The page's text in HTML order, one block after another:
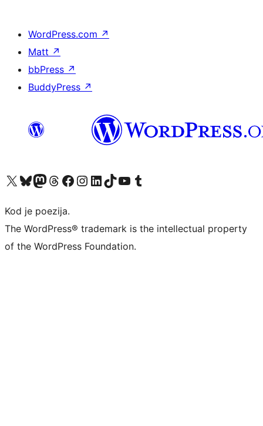
WordPress.com ↗
Matt ↗
bbPress ↗
BuddyPress ↗
Visit our X (formerly Twitter) account
Visit our Bluesky account
Visit our Mastodon account
Visit our Threads account
Visit our Facebook page
Visit our Instagram account
Visit our LinkedIn account
Visit our TikTok account
Visit our YouTube channel
Visit our Tumblr account
Kod je poezija.
The WordPress® trademark is the intellectual property
of the WordPress Foundation.